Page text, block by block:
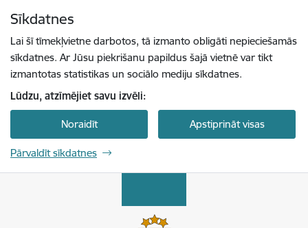
Sīkdatnes
Lai šī tīmekļvietne darbotos, tā izmanto obligāti nepieciešamās
sīkdatnes. Ar Jūsu piekrišanu papildus šajā vietnē var tikt
izmantotas statistikas un sociālo mediju sīkdatnes.
Lūdzu, atzīmējiet savu izvēli:
Noraidīt Apstiprināt visas
Pārvaldīt sīkdatnes